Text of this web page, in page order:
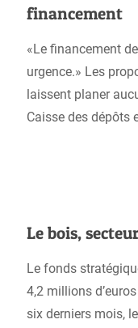
financement
«Le financement
urgence.» Les
laissent planer
Caisse des dépôts
Le bois,
Le fonds
4,2 millions
six derniers mois,